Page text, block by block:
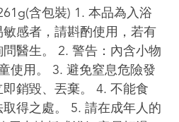
含包裝) 1. 本品為入浴
感者，請斟酌使用，若有
醫生。 2. 警告：內含小物
使用。 3. 避免窒息危險發
銷毀、丟棄。 4. 不能食
得之處。 5. 請在成年人的